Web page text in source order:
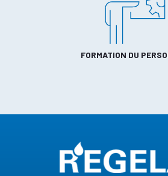
FORMATION DU